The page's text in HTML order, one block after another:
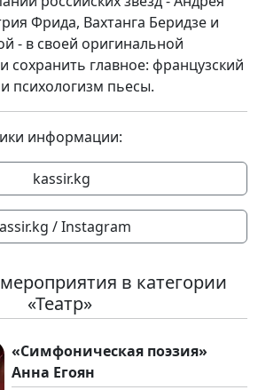
Фрида, Вахтанга Беридзе и
- в своей оригинальной
сохранить главное: французский
психологизм пьесы.
информации:
kassir.kg
/ Instagram
в категории
«Театр»
«Симфоническая поэзия»
Анна Егоян